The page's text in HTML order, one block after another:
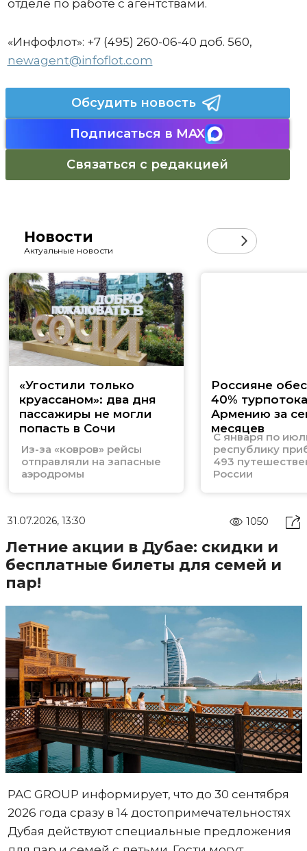
отделе по работе с агентствами.
«Инфофлот»: +7 (495) 260-06-40 доб. 560,
newagent@infoflot.com
Обсудить новость
Подписаться в MAX
Связаться с редакцией
Новости
Актуальные новости
«Угостили только
круассаном»: два дня
пассажиры не могли
попасть в Сочи
Из-за «ковров» рейсы
отправляли на запасные
аэродромы
Россияне
40%
Армению за
месяцев
С января по
республику
493
России
31.07.2026, 13:30 1050
Летние акции в Дубае: скидки и
бесплатные билеты для семей и
пар!
PAC GROUP информирует, что до 30 сентября
2026 года сразу в 14 достопримечательностях
Дубая действуют специальные предложения